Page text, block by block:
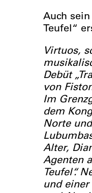
Auch
Teufel“
Virtuos,
Debüt
von
Im
dem
Norte
Alter,
Agenten
Teufel“.
und